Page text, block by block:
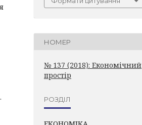
НОМЕР
№ 137 (2018): Економічний
простір
РОЗДІЛ